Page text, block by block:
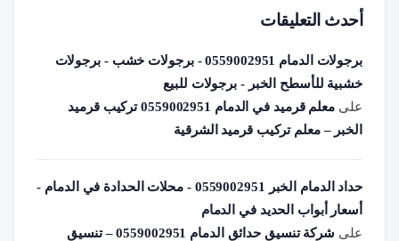
أحدث التعليقات
برجولات الدمام 0559002951 - برجولات خشب - برجولات
خشبية للأسطح الخبر - برجولات للبيع
على
معلم قرميد في الدمام 0559002951 تركيب قرميد
الخبر – معلم تركيب قرميد الشرقية
حداد الدمام الخبر 0559002951 - محلات الحدادة في الدمام -
أسعار أبواب الحديد في الدمام
على
شركة تنسيق حدائق الدمام 0559002951 – تنسيق